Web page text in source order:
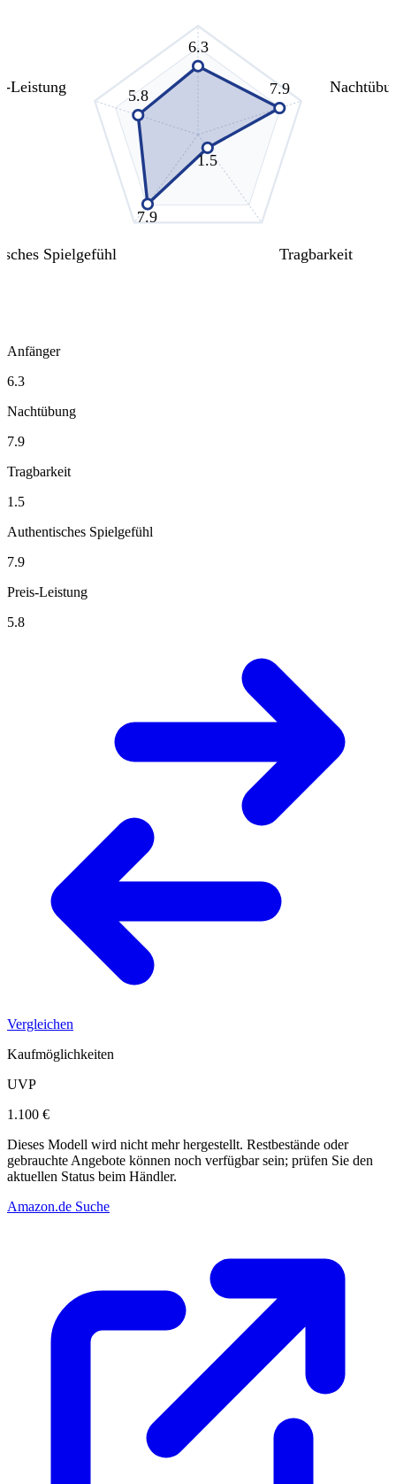
6.3
7.9
1.5
7.9
5.8
Tragbarkeit
Spielgefühl
Leistung
Anfänger
6.3
Nachtübung
7.9
Tragbarkeit
1.5
Authentisches Spielgefühl
7.9
Preis-Leistung
5.8
Vergleichen
Kaufmöglichkeiten
UVP
1.100 €
Dieses Modell wird nicht mehr hergestellt. Restbestände oder
gebrauchte Angebote können noch verfügbar sein; prüfen Sie den
aktuellen Status beim Händler.
Amazon.de Suche